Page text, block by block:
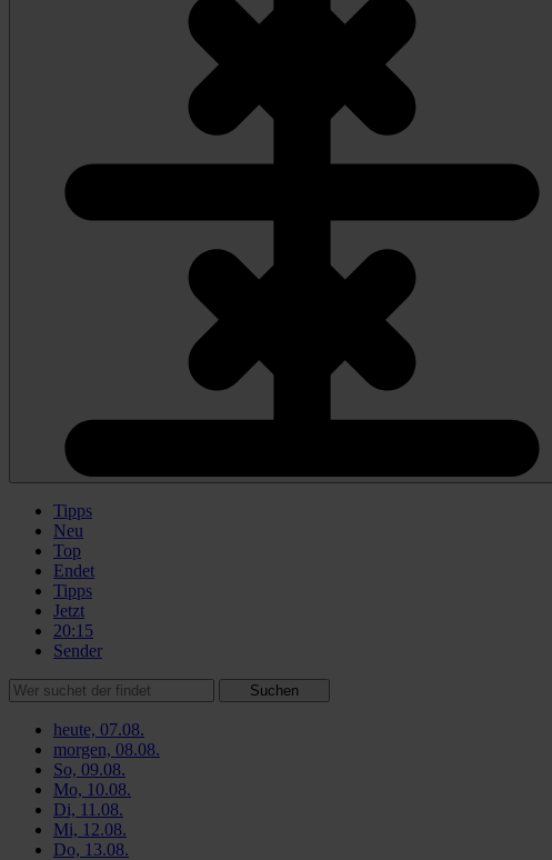
Tipps
Neu
Top
Endet
Tipps
Jetzt
20:15
Sender
Suchen
heute, 07.08.
morgen, 08.08.
So, 09.08.
Mo, 10.08.
Di, 11.08.
Mi, 12.08.
Do, 13.08.